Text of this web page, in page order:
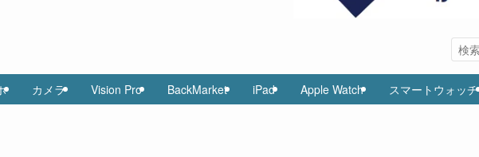
カメラ Vision Pro BackMarket iPad Apple Watch スマートウォッチ